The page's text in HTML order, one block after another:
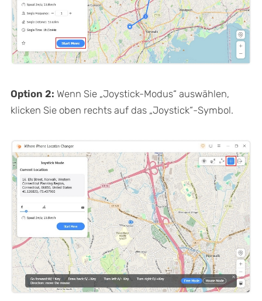
Option 2: Wenn Sie „Joystick-Modus“ auswählen,
klicken Sie oben rechts auf das „Joystick“-Symbol.